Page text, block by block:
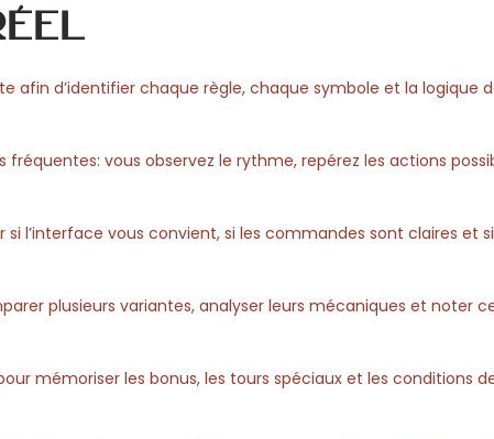
afin d’identifier chaque règle, chaque symbole et la logique
vous observez le rythme, repérez les actions
si l’interface vous convient, si les commandes sont claires et
plusieurs variantes, analyser leurs mécaniques et noter
mémoriser les bonus, les tours spéciaux et les conditions